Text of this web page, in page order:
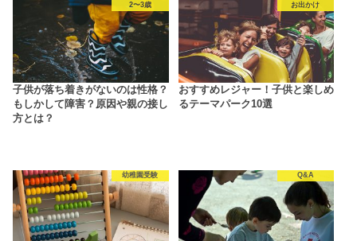
2〜3歳
子供が落ち着きがないのは性格？
もしかして障害？原因や親の接し
方とは？
お出かけ
おすすめレジャー！子供と楽しめ
るテーマパーク10選
幼稚園受験 Q&A